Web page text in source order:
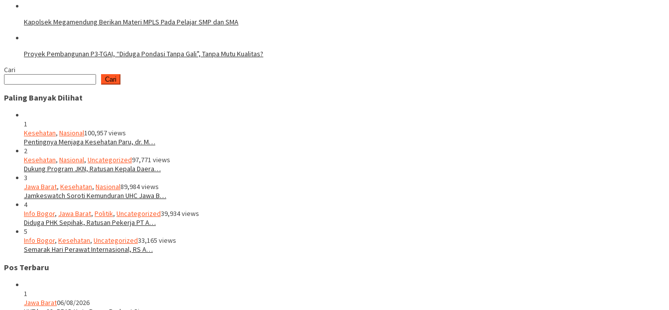
Kapolsek Megamendung Berikan Materi MPLS Pada Pelajar SMP dan SMA
Proyek Pembangunan P3-TGAI, “Diduga Pondasi Tanpa Gali”, Tanpa Mutu Kualitas?
Cari
Cari
Paling Banyak Dilihat
1
Kesehatan, Nasional100,957 views
Pentingnya Menjaga Kesehatan Paru, dr. M…
2
Kesehatan, Nasional, Uncategorized97,771 views
Dukung Program JKN, Ratusan Kepala Daera…
3
Jawa Barat, Kesehatan, Nasional89,984 views
Jamkeswatch Soroti Kemunduran UHC Jawa B…
4
Info Bogor, Jawa Barat, Politik, Uncategorized39,934 views
Diduga PHK Sepihak, Ratusan Pekerja PT A…
5
Info Bogor, Kesehatan, Uncategorized33,165 views
Semarak Hari Perawat Internasional, RS A…
Pos Terbaru
1
Jawa Barat06/08/2026